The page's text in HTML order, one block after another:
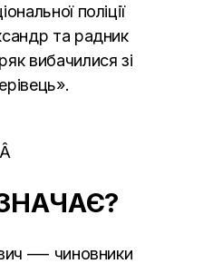
поліції
та радник
вибачилися зі
—- чиновники